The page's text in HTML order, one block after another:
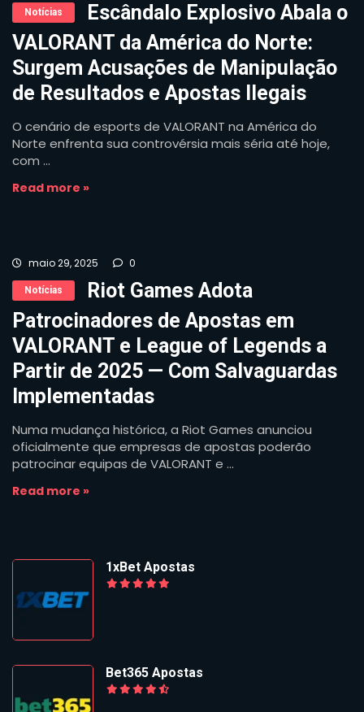
Notícias
Escândalo Explosivo Abala o
VALORANT da América do Norte:
Surgem Acusações de Manipulação
de Resultados e Apostas Ilegais
O cenário de esports de VALORANT na América do
Norte enfrenta sua controvérsia mais séria até hoje,
com ...
Read more »
maio 29, 2025 0
Notícias
Riot Games Adota
Patrocinadores de Apostas em
VALORANT e League of Legends a
Partir de 2025 — Com Salvaguardas
Implementadas
Numa mudança histórica, a Riot Games anunciou
oficialmente que empresas de apostas poderão
patrocinar equipas de VALORANT e ...
Read more »
1xBet Apostas
Bet365 Apostas